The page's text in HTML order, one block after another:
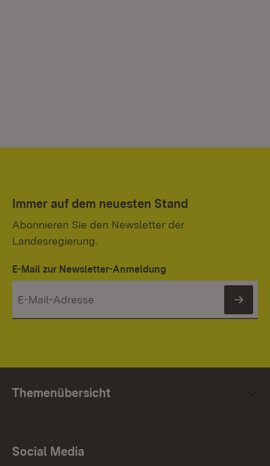
Immer auf dem neuesten Stand
Abonnieren Sie den Newsletter der
Landesregierung.
E-Mail zur Newsletter-Anmeldung
Themenübersicht
Social Media